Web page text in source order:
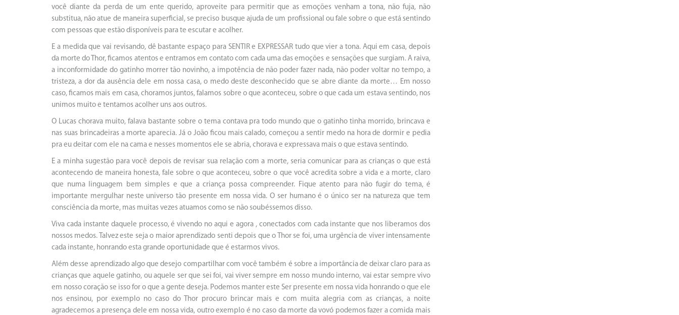
você diante da perda de um ente querido, aproveite para permitir que as emoções venham a tona, não fuja, não
substitua, não atue de maneira superficial, se preciso busque ajuda de um profissional ou fale sobre o que está sentindo
com pessoas que estão disponíveis para te escutar e acolher.
E a medida que vai revisando, dê bastante espaço para SENTIR e EXPRESSAR tudo que vier a tona. Aqui em casa, depois
da morte do Thor, ficamos atentos e entramos em contato com cada uma das emoções e sensações que surgiam. A raiva,
a inconformidade do gatinho morrer tão novinho, a impotência de não poder fazer nada, não poder voltar no tempo, a
tristeza, a dor da ausência dele em nossa casa, o medo deste desconhecido que se abre diante da morte… Em nosso
caso, ficamos mais em casa, choramos juntos, falamos sobre o que aconteceu, sobre o que cada um estava sentindo, nos
unimos muito e tentamos acolher uns aos outros.
O Lucas chorava muito, falava bastante sobre o tema contava pra todo mundo que o gatinho tinha morrido, brincava e
nas suas brincadeiras a morte aparecia. Já o João ficou mais calado, começou a sentir medo na hora de dormir e pedia
pra eu deitar com ele na cama e nesses momentos ele se abria, chorava e expressava mais o que estava sentindo.
E a minha sugestão para você depois de revisar sua relação com a morte, seria comunicar para as crianças o que está
acontecendo de maneira honesta, fale sobre o que aconteceu, sobre o que você acredita sobre a vida e a morte, claro
que numa linguagem bem simples e que a criança possa compreender. Fique atento para não fugir do tema, é
importante mergulhar neste universo tão presente em nossa vida. O ser humano é o único ser na natureza que tem
consciência da morte, mas muitas vezes atuamos como se não soubéssemos disso.
Viva cada instante daquele processo, é vivendo no aqui e agora , conectados com cada instante que nos liberamos dos
nossos medos. Talvez este seja o maior aprendizado senti depois que o Thor se foi, uma urgência de viver intensamente
cada instante, honrando esta grande oportunidade que é estarmos vivos.
Além desse aprendizado algo que desejo compartilhar com você também é sobre a importância de deixar claro para as
crianças que aquele gatinho, ou aquele ser que sei foi, vai viver sempre em nosso mundo interno, vai estar sempre vivo
em nosso coração se isso for o que a gente deseja. Podemos manter este Ser presente em nossa vida honrando o que ele
nos ensinou, por exemplo no caso do Thor procuro brincar mais e com muita alegria com as crianças, a noite
agradecemos a presença dele em nossa vida, outro exemplo é no caso da morte da vovó podemos fazer a comida mais